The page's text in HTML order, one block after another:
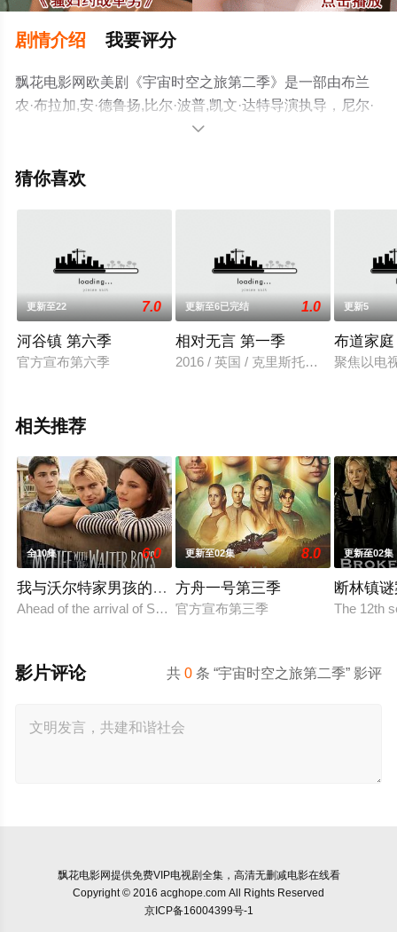
剧情介绍 我要评分
飘花电影网欧美剧《宇宙时空之旅第二季》是一部由布兰
农·布拉加,安·德鲁扬,比尔·波普,凯文·达特导演执导，尼尔·
德格拉塞·泰森,彼得·迈克尔,安德烈·索格利扎索,菲尔·拉马,
剧，大结局剧情已揭晓（完结），手机免费观看高清未删

猜你喜欢
更新至22 7.0
河谷镇 第六季
官方宣布第六季
更新至6已完结 1.0
相对无言 第一季
2016 / 英国 / 克里斯托弗·埃克莱斯顿
更新5
布道家
聚焦以电
相关推荐
全10集 6.0
我与沃尔特家男孩的生活第三季
Ahead of the arrival of Season 2, Netflix has renewed My Life with
更新至02集 8.0
方舟一号第三季
官方宣布第三季
更新至02集
断林镇
The 12th
共0 条 “宇宙时空之旅第二季” 影评
影片评论
飘花电影网提供免费VIP电视剧全集，高清无删减电影在线看
Copyright © 2016 acghope.com All Rights Reserved
京ICP备16004399号-1